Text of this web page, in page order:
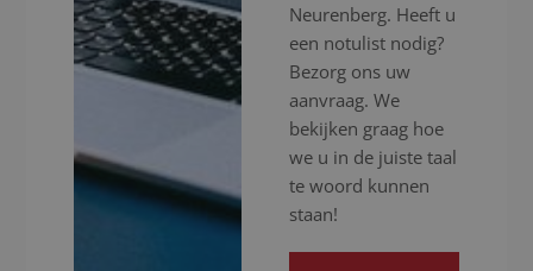
Neurenberg. Heeft u
een notulist nodig?
Bezorg ons uw
aanvraag. We
bekijken graag hoe
we u in de juiste taal
te woord kunnen
staan!